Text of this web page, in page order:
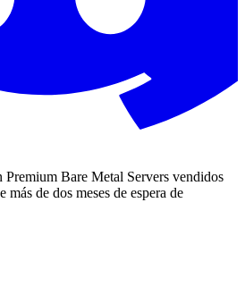
Bare Metal Servers vendidos
más de dos meses de espera de